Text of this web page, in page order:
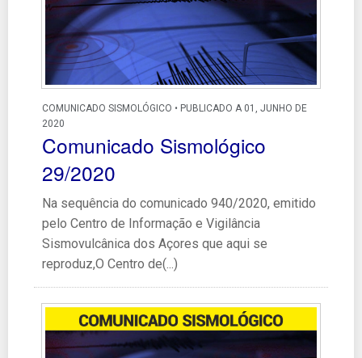
COMUNICADO SISMOLÓGICO • PUBLICADO A 01, JUNHO DE
2020
Comunicado Sismológico
29/2020
Na sequência do comunicado 940/2020, emitido
pelo Centro de Informação e Vigilância
Sismovulcânica dos Açores que aqui se
reproduz,O Centro de(...)